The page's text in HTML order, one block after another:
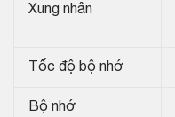
Xung nhân
Tốc độ bộ nhớ
Bộ nhớ